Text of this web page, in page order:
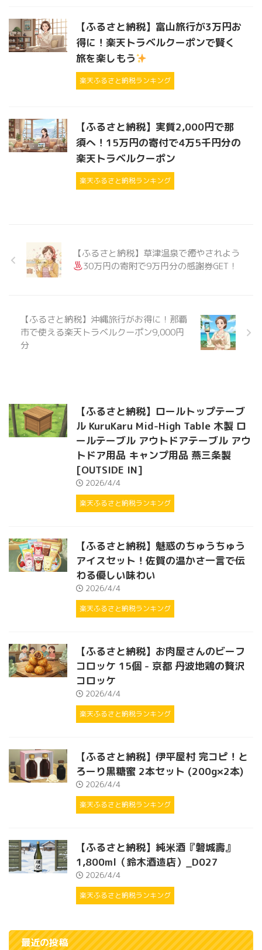
【ふるさと納税】富山旅行が3万円お
得に！楽天トラベルクーポンで賢く
旅を楽しもう
楽天ふるさと納税ランキング
【ふるさと納税】実質2,000円で那
須へ！15万円の寄付で4万5千円分の
楽天トラベルクーポン
楽天ふるさと納税ランキング
【ふるさと納税】草津温泉で癒やされよう
30万円の寄附で9万円分の感謝券GET！
【ふるさと納税】沖縄旅行がお得に！那覇
市で使える楽天トラベルクーポン9,000円
分
【ふるさと納税】ロールトップテーブ
ル KuruKaru Mid-High Table 木製 ロ
ールテーブル アウトドアテーブル アウ
トドア用品 キャンプ用品 燕三条製
[OUTSIDE IN]
2026/4/4
楽天ふるさと納税ランキング
【ふるさと納税】魅惑のちゅうちゅう
アイスセット！佐賀の温かさ一言で伝
わる優しい味わい
2026/4/4
楽天ふるさと納税ランキング
【ふるさと納税】お肉屋さんのビーフ
コロッケ 15個 - 京都 丹波地鶏の贅沢
コロッケ
2026/4/4
楽天ふるさと納税ランキング
【ふるさと納税】伊平屋村 完コピ！と
ろーり黒糖蜜 2本セット (200g×2本)
2026/4/4
楽天ふるさと納税ランキング
【ふるさと納税】純米酒『磐城壽』
1,800ml（鈴木酒造店）_D027
2026/4/4
楽天ふるさと納税ランキング
最近の投稿